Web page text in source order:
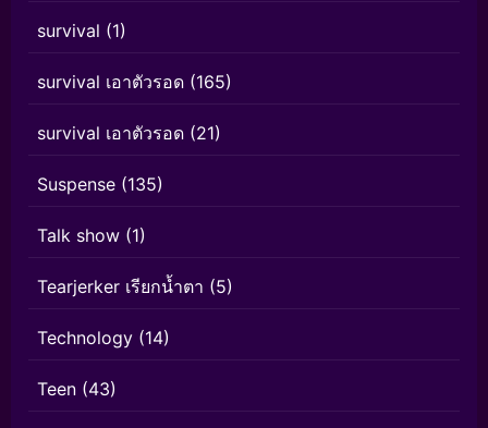
survival (1)
survival เอาตัวรอด (165)
survival เอาตัวรอด (21)
Suspense (135)
Talk show (1)
Tearjerker เรียกน้ำตา (5)
Technology (14)
Teen (43)